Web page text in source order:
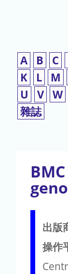
A B C
K
L M
U
V W
雜誌
出版
操作